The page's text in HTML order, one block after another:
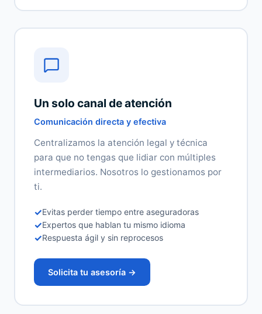
Un solo canal de atención
Comunicación directa y efectiva
Centralizamos la atención legal y técnica
para que no tengas que lidiar con múltiples
intermediarios. Nosotros lo gestionamos por
ti.
✓Evitas perder tiempo entre aseguradoras
✓Expertos que hablan tu mismo idioma
✓Respuesta ágil y sin reprocesos
Solicita tu asesoría →